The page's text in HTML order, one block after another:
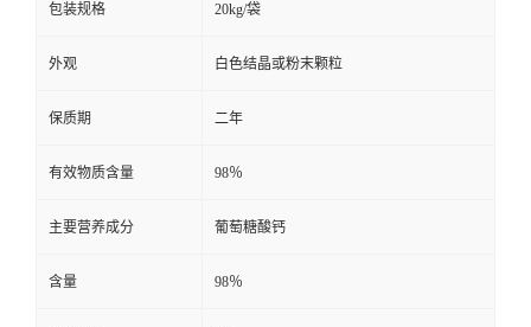
包装规格 20kg/袋
外观 白色结晶或粉末颗粒
保质期 二年
有效物质含量 98％
主要营养成分 葡萄糖酸钙
含量 98％